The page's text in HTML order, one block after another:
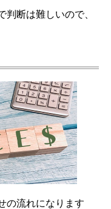
判断は難しいので、
の流れになります